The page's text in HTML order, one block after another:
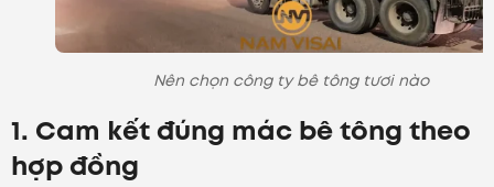
Nên chọn công ty bê tông tươi nào
1. Cam kết đúng mác bê tông theo
hợp đồng